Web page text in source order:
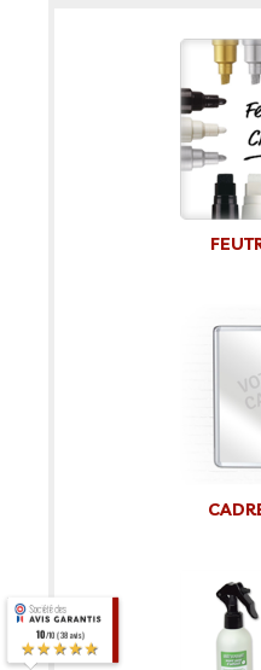
10/10 (38 avis)
★★★★★